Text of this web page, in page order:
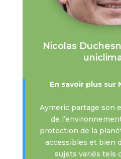
Nicolas
En savoir plus sur
Aymeric partage son
de
protection de la
accessibles et bien
sujets variés tels